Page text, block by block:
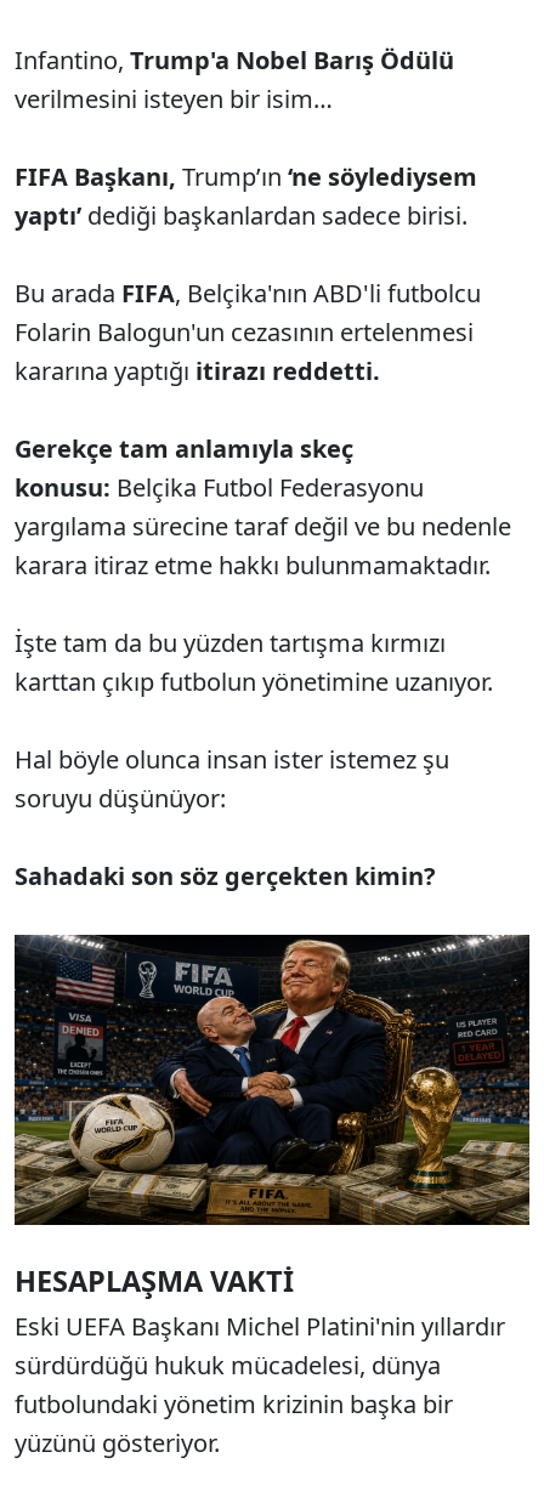
Infantino, Trump'a Nobel Barış Ödülü
verilmesini isteyen bir isim…
FIFA Başkanı, Trump’ın ‘ne söylediysem
yaptı’ dediği başkanlardan sadece birisi.
Bu arada FIFA, Belçika'nın ABD'li futbolcu
Folarin Balogun'un cezasının ertelenmesi
kararına yaptığı itirazı reddetti.
Gerekçe tam anlamıyla skeç
konusu: Belçika Futbol Federasyonu
yargılama sürecine taraf değil ve bu nedenle
karara itiraz etme hakkı bulunmamaktadır.
İşte tam da bu yüzden tartışma kırmızı
karttan çıkıp futbolun yönetimine uzanıyor.
Hal böyle olunca insan ister istemez şu
soruyu düşünüyor:
Sahadaki son söz gerçekten kimin?
HESAPLAŞMAVAKTİ
Eski UEFA Başkanı Michel Platini'nin yıllardır
sürdürdüğü hukuk mücadelesi, dünya
futbolundaki yönetim krizinin başka bir
yüzünü gösteriyor.